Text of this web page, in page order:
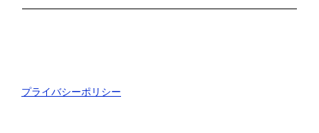
プライバシーポリシー